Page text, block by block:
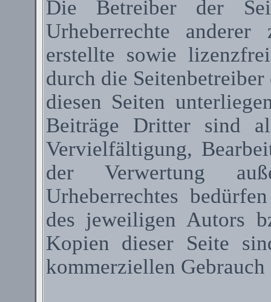
Die Betreiber der
Urheberrechte
erstellte sowie
durch die
diesen Seiten
Beiträge Dritter sind
Vervielfältigung,
der Verwertung
Urheberrechtes
des jeweiligen Autors
Kopien dieser Seite
kommerziellen Gebrauch